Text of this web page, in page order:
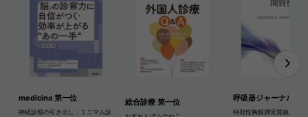
medicina 第一位
神経診察の引き出し：ミニマム診
総合診療 第一位 呼吸器ジャーナル 第
特発性胸膜肺実質線維弾性